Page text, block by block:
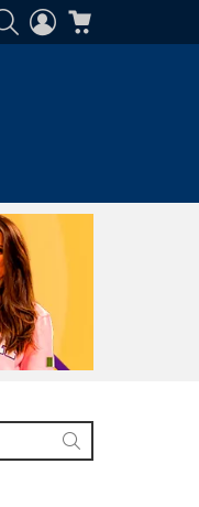
PESQUISAR
ENTRAR